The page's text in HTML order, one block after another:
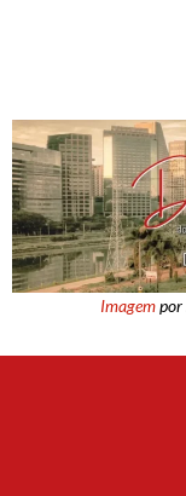
Imagempor